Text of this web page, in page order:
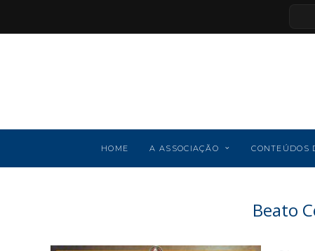
HOME A ASSOCIAÇÃO CONTEÚDOS
Beato